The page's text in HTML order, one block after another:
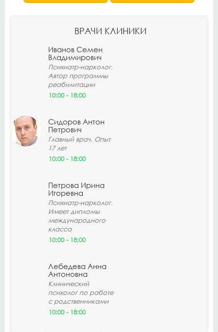
ВРАЧИ КЛИНИКИ
Иванов Семен
Владимирович
Психиатр-нарколог.
Автор программы
реабилитации
10:00 - 18:00
Сидоров Антон
Петрович
Главный врач. Опыт
17 лет
10:00 - 18:00
Петрова Ирина
Игоревна
Психиатр-нарколог.
Имеет дипломы
международного
класса
10:00 - 18:00
Лебедева Анна
Антоновна
Клинический
психолог по работе
с родственниками
10:00 - 18:00